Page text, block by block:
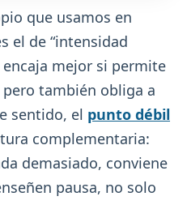
que usamos en
el de “intensidad
mejor si permite
también obliga a
sentido, el punto débil
complementaria:
demasiado, conviene
pausa, no solo